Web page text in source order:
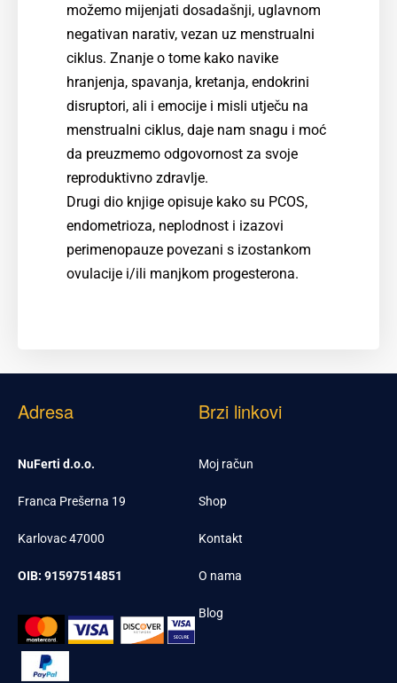
možemo mijenjati dosadašnji, uglavnom
negativan narativ, vezan uz menstrualni
ciklus. Znanje o tome kako navike
hranjenja, spavanja, kretanja, endokrini
disruptori, ali i emocije i misli utječu na
menstrualni ciklus, daje nam snagu i moć
da preuzmemo odgovornost za svoje
reproduktivno zdravlje.
Drugi dio knjige opisuje kako su PCOS,
endometrioza, neplodnost i izazovi
perimenopauze povezani s izostankom
ovulacije i/ili manjkom progesterona.
Brzi linkovi
Moj račun
Shop
Kontakt
O nama
Blog
Adresa
NuFerti d.o.o.
Franca Prešerna 19
Karlovac 47000
OIB: 91597514851